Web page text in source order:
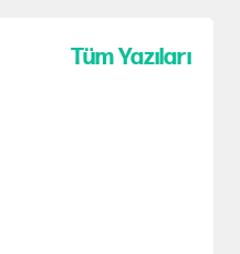
Tüm Yazıları